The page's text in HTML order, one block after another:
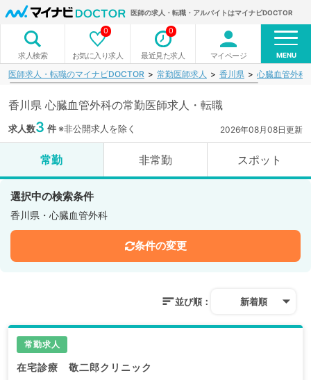
医師の求人・転職・アルバイトはマイナビDOCTOR
求人検索 お気に入り求人
0
最近見た求人
0
マイページ MENU
医師求人・転職のマイナビDOCTOR 常勤医師求人 香川県 心臓血管外科
香川県 心臓血管外科の常勤医師求人・転職
求人数3 件※非公開求人を除く 2026年08月08日更新
常勤 非常勤 スポット
選択中の検索条件
香川県・心臓血管外科
条件の変更
並び順： 新着順
常勤求人
在宅診療 敬二郎クリニック